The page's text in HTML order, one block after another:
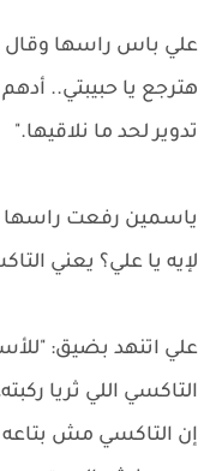
علي باس راسها وقال
هترجع يا حبيبتي..
تدوير لحد ما نلاقيها."
ياسمين رفعت راسها
لإيه يا علي؟ يعني
علي اتنهد بضيق:
التاكسي اللي ثريا
إن التاكسي مش بتاعه